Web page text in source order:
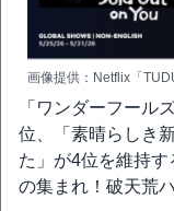
画像提供：Netflix「
「ワンダーフール
位、「素晴らしき
た」が4位を維持
の集まれ！破天荒